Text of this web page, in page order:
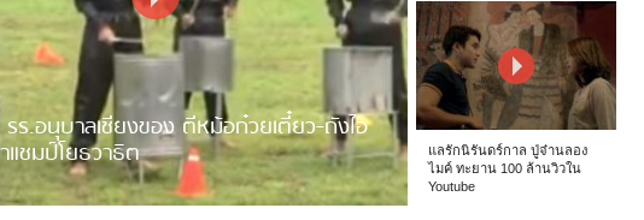
รร.อนุบาลเชียงของ ตีหม้อก๋วยเตี๋ยว-ถังไอ
ชมป์โยธวาธิต
แลรักนิรันดร์กาล ปู่จ๋านลอง
ไมค์ ทะยาน 100 ล้านวิวใน
Youtube